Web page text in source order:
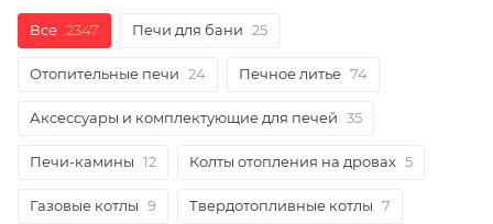
Все 2347 Печи для бани 25
Отопительные печи 24 Печное литье 74
Аксессуары и комплектующие для печей 35
Печи-камины 12 Колты отопления на дровах 5
Газовые котлы 9 Твердотопливные котлы 7